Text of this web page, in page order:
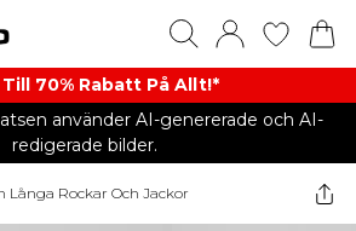
70% Rabatt På Allt!*
använder AI-genererade och AI-
redigerade bilder.
Långa Rockar Och Jackor